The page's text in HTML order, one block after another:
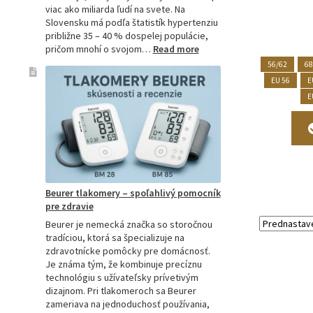
56/62
EU 56
viac ako miliarda ľudí na svete. Na
Slovensku má podľa štatistík hypertenziu
približne 35 – 40 % dospelej populácie,
pričom mnohí o svojom… Read more:
si
vybrať
tlakomer:
Kompletný
sprievodca
pre
domácnosti
aj
profesionálov
Beurer tlakomery – spoľahlivý pomocník
pre zdravie
Beurer je nemecká značka so storočnou
tradíciou, ktorá sa špecializuje na
zdravotnícke pomôcky pre domácnosť.
Je známa tým, že kombinuje precíznu
technológiu s užívateľsky prívetivým
dizajnom. Pri tlakomeroch sa Beurer
zameriava na jednoduchosť používania,